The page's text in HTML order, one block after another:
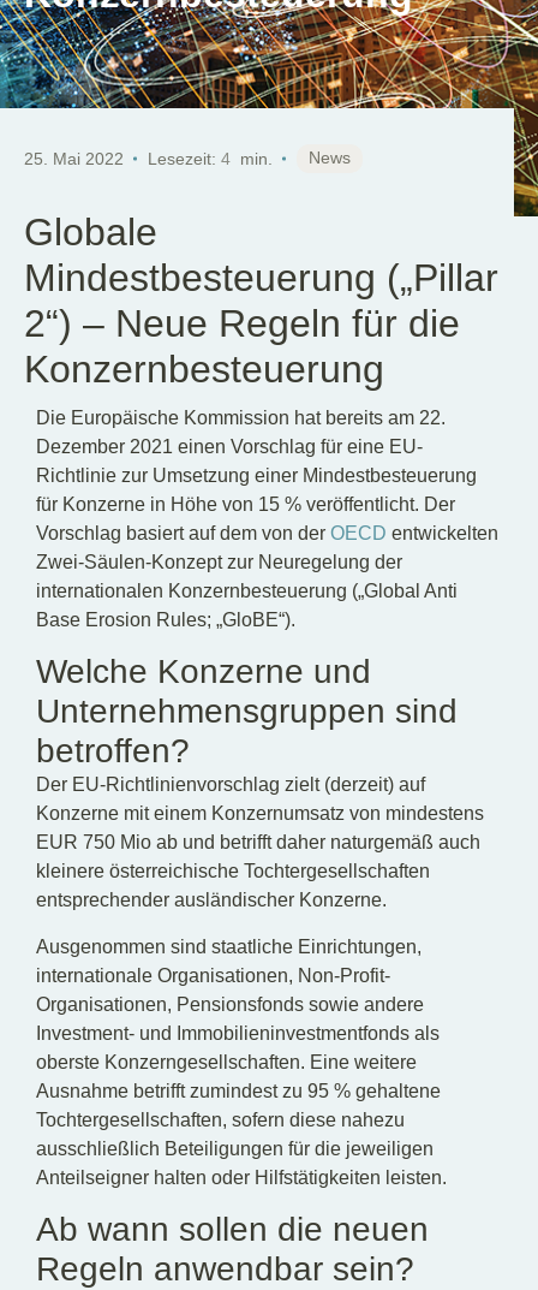
DE
25. Mai 2022 Lesezeit: 4 min. News
Globale
Mindestbesteuerung („Pillar
2“) – Neue Regeln für die
Konzernbesteuerung
Die Europäische Kommission hat bereits am 22.
Dezember 2021 einen Vorschlag für eine EU-
Richtlinie zur Umsetzung einer Mindestbesteuerung
für Konzerne in Höhe von 15 % veröffentlicht. Der
Vorschlag basiert auf dem von der OECD entwickelten
Zwei-Säulen-Konzept zur Neuregelung der
internationalen Konzernbesteuerung („Global Anti
Base Erosion Rules; „GloBE“).
Welche Konzerne und
Unternehmensgruppen sind
betroffen?
Der EU-Richtlinienvorschlag zielt (derzeit) auf
Konzerne mit einem Konzernumsatz von mindestens
EUR 750 Mio ab und betrifft daher naturgemäß auch
kleinere österreichische Tochtergesellschaften
entsprechender ausländischer Konzerne.
Ausgenommen sind staatliche Einrichtungen,
internationale Organisationen, Non-Profit-
Organisationen, Pensionsfonds sowie andere
Investment- und Immobilieninvestmentfonds als
oberste Konzerngesellschaften. Eine weitere
Ausnahme betrifft zumindest zu 95 % gehaltene
Tochtergesellschaften, sofern diese nahezu
ausschließlich Beteiligungen für die jeweiligen
Anteilseigner halten oder Hilfstätigkeiten leisten.
Ab wann sollen die neuen
Regeln anwendbar sein?